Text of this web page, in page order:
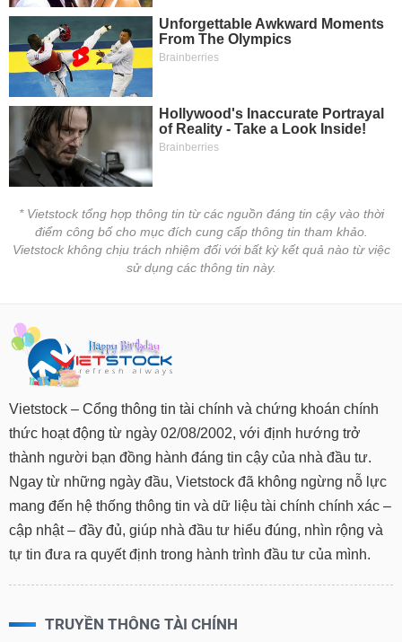
liệu
Tâm
lý
thị
trường
* Vietstock tổng hợp thông tin từ các nguồn đáng tin cậy vào thời
điểm công bố cho mục đích cung cấp thông tin tham khảo.
Vietstock không chịu trách nhiệm đối với bất kỳ kết quả nào từ việc
sử dụng các thông tin này.
Vietstock – Cổng thông tin tài chính và chứng khoán chính
thức hoạt động từ ngày 02/08/2002, với định hướng trở
thành người bạn đồng hành đáng tin cậy của nhà đầu tư.
Ngay từ những ngày đầu, Vietstock đã không ngừng nỗ lực
mang đến hệ thống thông tin và dữ liệu tài chính chính xác –
cập nhật – đầy đủ, giúp nhà đầu tư hiểu đúng, nhìn rộng và
tự tin đưa ra quyết định trong hành trình đầu tư của mình.
TRUYỀN THÔNG TÀI CHÍNH
TIÊU
DÙNG
KHÔNG
THIẾT
YẾU
TIÊU
CHĂM
SÓC
SỨC
KHỎE
TÀI
CHÍNH